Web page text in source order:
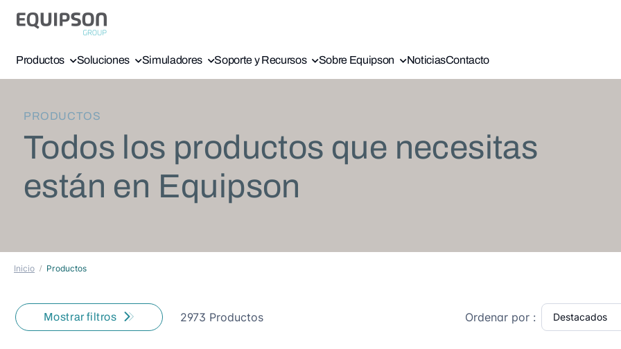
Productos Soluciones Simuladores Soporte y Recursos Sobre Equipson NoticiasContacto
PRODUCTOS
Todos los productos que necesitas
están en Equipson
Inicio Productos
Mostrar filtros 2973 Productos Ordenar por :